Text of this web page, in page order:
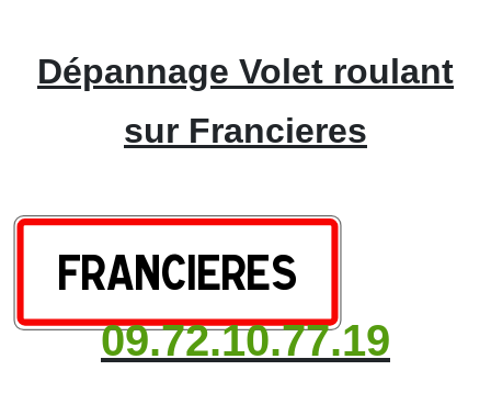
Dépannage Volet roulant
sur Francieres
09.72.10.77.19